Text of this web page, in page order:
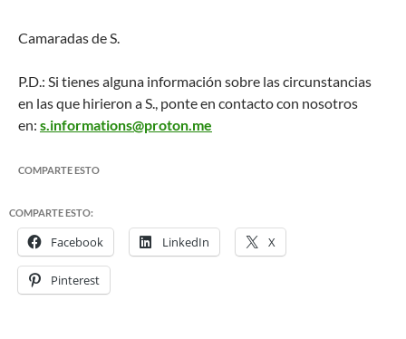
Camaradas de S.
P.D.: Si tienes alguna información sobre las circunstancias
en las que hirieron a S., ponte en contacto con nosotros
en: s.informations@proton.me
COMPARTE ESTO
COMPARTE ESTO:
Facebook LinkedIn X
Pinterest